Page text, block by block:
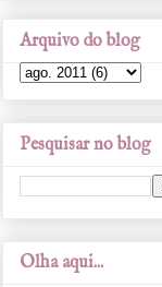
Arquivo do blog
Pesquisar no blog
Olha aqui...